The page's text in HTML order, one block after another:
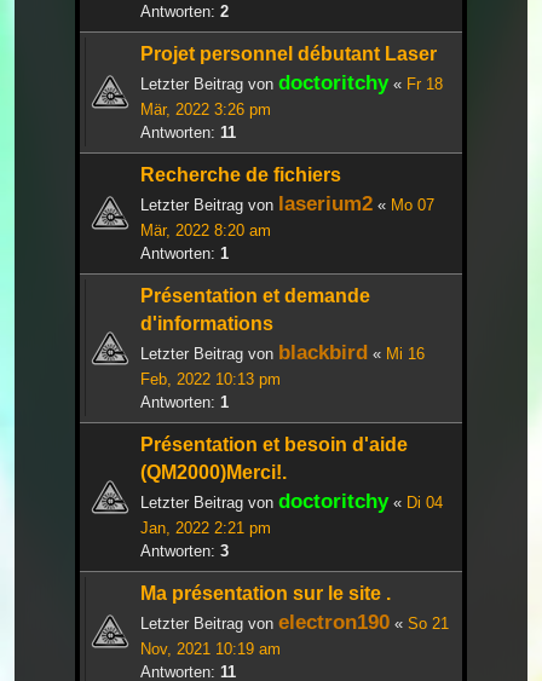
Antworten: 2
Projet personnel débutant Laser
Letzter Beitrag von doctoritchy« Fr 18
Mär, 2022 3:26 pm
Antworten: 11
Recherche de fichiers
Letzter Beitrag von laserium2 « Mo 07
Mär, 2022 8:20 am
Antworten: 1
Présentation et demande
d'informations
Letzter Beitrag von blackbird « Mi 16
Feb, 2022 10:13 pm
Antworten: 1
Présentation et besoin d'aide
(QM2000)Merci!.
Letzter Beitrag von doctoritchy« Di 04
Jan, 2022 2:21 pm
Antworten: 3
Ma présentation sur le site .
Letzter Beitrag von electron190 « So 21
Nov, 2021 10:19 am
Antworten: 11